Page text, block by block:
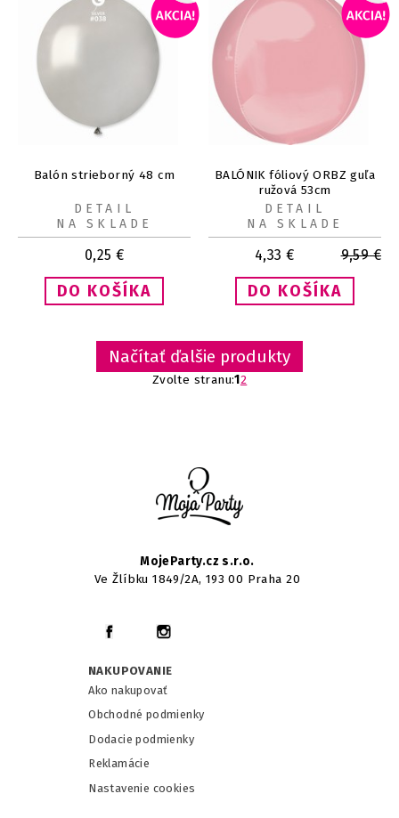
Balón strieborný 48 cm
0,25 €
DETAIL
NA SKLADE
BALÓNIK fóliový ORBZ guľa
ružová 53cm
4,33 € 9,59€
DETAIL
NA SKLADE
Načítať ďalšie produkty
Zvolte stranu:12
MojeParty.cz s.r.o.
Ve Žlíbku 1849/2A, 193 00 Praha 20
NAKUPOVANIE
Ako nakupovať
Obchodné podmienky
Dodacie podmienky
Reklamácie
Nastavenie cookies